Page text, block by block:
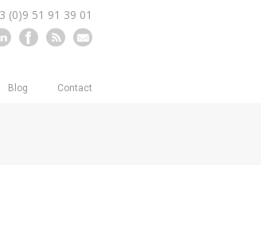
(0)9 51 91 39 01
Blog Contact